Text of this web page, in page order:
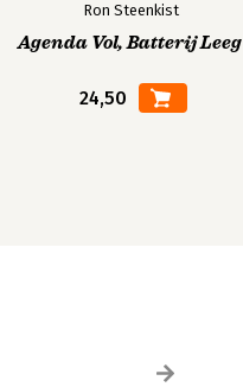
Ron Steenkist
Agenda Vol, Batterij Leeg
24,50